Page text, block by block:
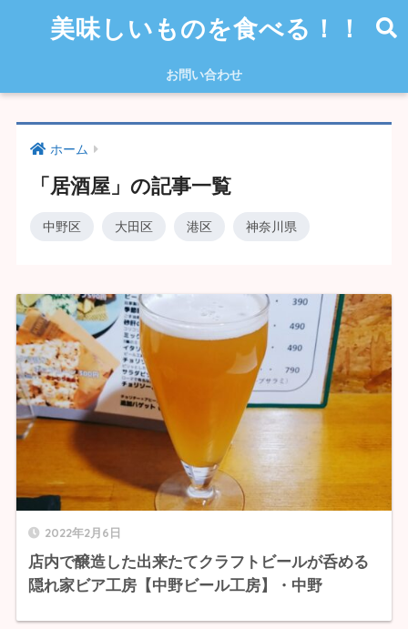
美味しいものを食べる！！
お問い合わせ
ホーム
「居酒屋」の記事一覧
中野区 大田区 港区 神奈川県
2022年2月6日
店内で醸造した出来たてクラフトビールが呑める
隠れ家ビア工房【中野ビール工房】・中野